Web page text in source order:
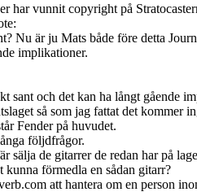
har vunnit copyright på
Nu är ju Mats både före detta
implikationer.
sant och det kan ha långt gående
så som jag fattat det kommer
Fender på huvudet.
följdfrågor.
sälja de gitarrer de redan har på
förmedla en sådan gitarr?
att hantera om en person